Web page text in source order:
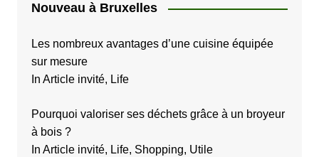
Nouveau à Bruxelles
Les nombreux avantages d’une cuisine équipée
sur mesure
In Article invité, Life
Pourquoi valoriser ses déchets grâce à un broyeur
à bois ?
In Article invité, Life, Shopping, Utile